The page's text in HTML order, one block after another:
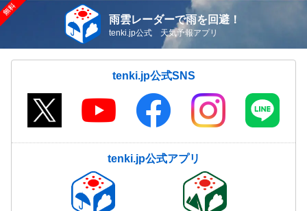
雨雲レーダーで雨を回避！
tenki.jp公式 天気予報アプリ
tenki.jp公式SNS
tenki.jp公式アプリ